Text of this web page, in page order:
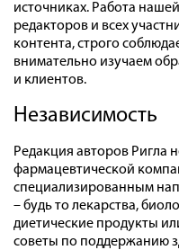
источниках. Работа
редакторов и всех
контента, строго
внимательно изучаем
и клиентов.
Независимость
Редакция авторов Ригла
фармацевтической
специализированным
– будь то лекарства,
диетические продукты
советы по поддержанию